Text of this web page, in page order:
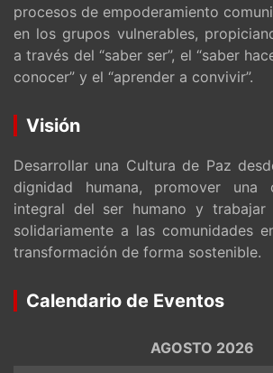
procesos de empoderamiento
en los grupos vulnerables,
a través del “saber ser”, el “saber
conocer” y el “aprender a convivir”.
Visión
Desarrollar una Cultura de Paz
dignidad humana, promover una
integral del ser humano y trabajar
solidariamente a las comunidades
transformación de forma sostenible.
Calendario de Eventos
AGOSTO 2026